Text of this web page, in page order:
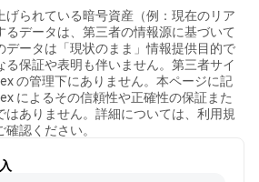
げられている暗号資産（例：現在のリア
るデータは、第三者の情報源に基づいて
データは「現状のまま」情報提供目的で
保証や表明も伴いません。第三者サイ
の管理下にありません。本ページに記
によるその信頼性や正確性の保証また
はありません。詳細については、利用規
認ください。